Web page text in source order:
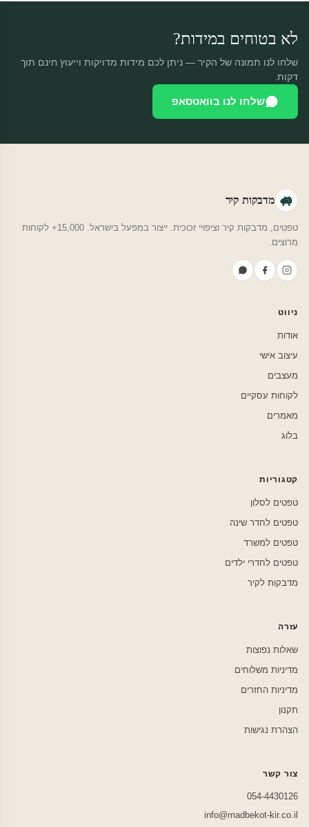
לא בטוחים במידות?
שלחו לנו תמונה של הקיר — ניתן לכם מידות מדויקות וייעוץ חינם תוך
דקות.
שלחו לנו בוואטסאפ
מדבקות קיר
טפטים, מדבקות קיר וציפויי זכוכית. ייצור במפעל בישראל. 15,000+ לקוחות
מרוצים.
ניווט
אודות
עיצוב אישי
מעצבים
לקוחות עסקיים
מאמרים
בלוג
קטגוריות
טפטים לסלון
טפטים לחדר שינה
טפטים למשרד
טפטים לחדרי ילדים
מדבקות לקיר
עזרה
שאלות נפוצות
מדיניות משלוחים
מדיניות החזרים
תקנון
הצהרת נגישות
צור קשר
054-4430126
info@madbekot-kir.co.il